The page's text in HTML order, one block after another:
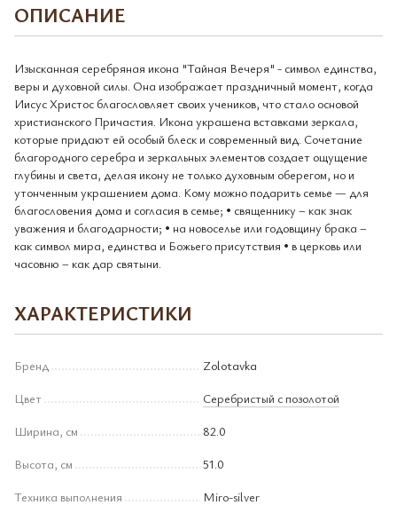
ОПИСАНИЕ
Изысканная серебряная икона "Тайная Вечеря" - символ единства,
веры и духовной силы. Она изображает праздничный момент, когда
Иисус Христос благословляет своих учеников, что стало основой
христианского Причастия. Икона украшена вставками зеркала,
которые придают ей особый блеск и современный вид. Сочетание
благородного серебра и зеркальных элементов создает ощущение
глубины и света, делая икону не только духовным оберегом, но и
утонченным украшением дома. Кому можно подарить семье — для
благословения дома и согласия в семье; • священнику – как знак
уважения и благодарности; • на новоселье или годовщину брака –
как символ мира, единства и Божьего присутствия • в церковь или
часовню – как дар святыни.
ХАРАКТЕРИСТИКИ
Бренд
Zolotavka
Цвет
Серебристый с позолотой
Ширина, см
82.0
Высота, см
51.0
Техника выполнения
Miro-silver